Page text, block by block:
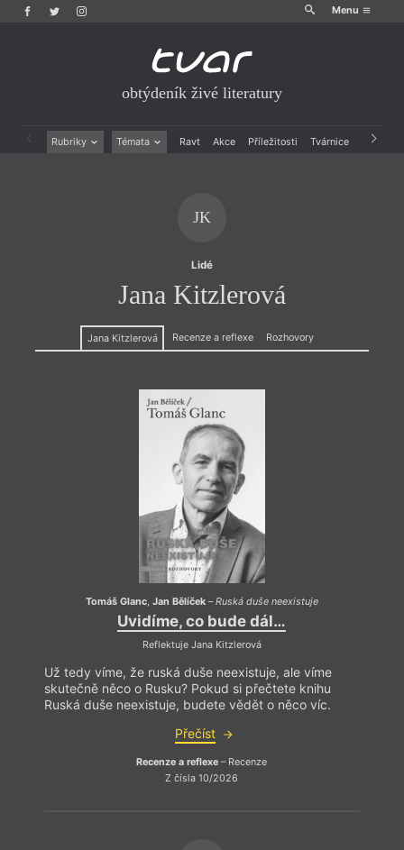
Menu
obtýdeník živé literatury
Rubriky Témata Ravt Akce Příležitosti Tvárnice Archiv
JK
Lidé
Jana Kitzlerová
Jana Kitzlerová Recenze a reflexe Rozhovory
Tomáš Glanc, Jan Bělíček–Ruská duše neexistuje
Uvidíme, co bude dál…
Reflektuje Jana Kitzlerová
Už tedy víme, že ruská duše neexistuje, ale víme
skutečně něco o Rusku? Pokud si přečtete knihu
Ruská duše neexistuje, budete vědět o něco víc.
Přečíst
Recenze a reflexe – Recenze
Z čísla 10/2026